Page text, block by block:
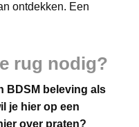
ontdekken. Een
rug nodig?
BDSM beleving als
je hier op een
over praten?